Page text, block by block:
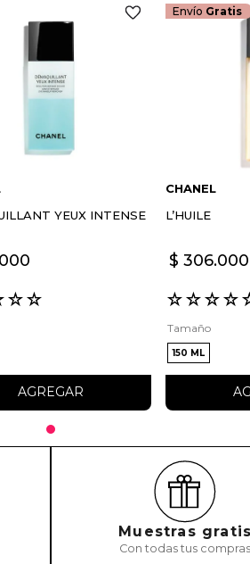
ENVIAR
YEUX INTENSE
000
☆☆
AGREGAR
Envío Gratis
CHANEL
L’HUILE
$ 306.000
☆☆☆☆
Tamaño
150 ML
Muestras gratis
Con todas tus compras